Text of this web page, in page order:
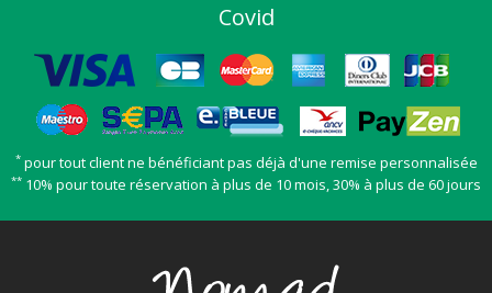
Covid
*pour tout client ne bénéficiant pas déjà d'une remise personnalisée
** 10% pour toute réservation à plus de 10 mois, 30% à plus de 60 jours